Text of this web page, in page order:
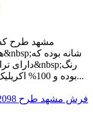
بوده و 100% اکریلیک بایر آلمان می باشد. برای آگاهی از موجودی...